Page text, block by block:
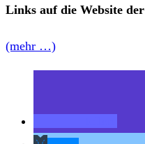
Links auf die Website
(mehr …)